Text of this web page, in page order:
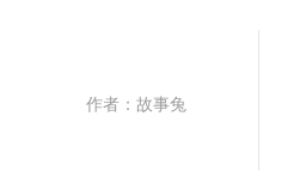
作者：故事兔